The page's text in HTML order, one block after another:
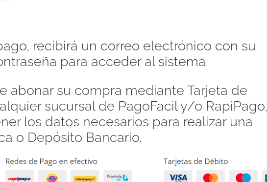
recibirá un correo electrónico con su
para acceder al sistema.
abonar su compra mediante Tarjeta de
sucursal de PagoFacil y/o RapiPago,
los datos necesarios para realizar una
o Depósito Bancario.